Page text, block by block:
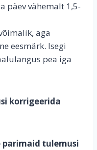
päev vähemalt 1,5-
aga
eesmärk. Isegi
pea iga
korrigeerida
tulemusi